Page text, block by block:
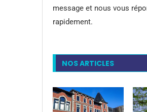
message et nous vous
rapidement.
NOS ARTICLES